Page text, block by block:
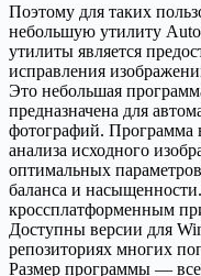
Поэтому для таких
небольшую утилиту
утилиты является
исправления
Это небольшая
предназначена для
фотографий. Программа
анализа исходного
оптимальных
баланса и
кроссплатформенным
Доступны версии для
репозиториях многих
Размер программы —